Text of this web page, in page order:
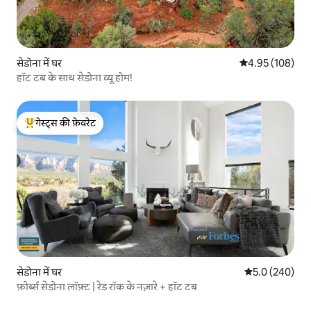
सेडोना में घर औसत रेटिंग 5 में से
4.95 (108)
हॉट टब के साथ सेडोना व्यू होम!
गेस्ट्स का टॉप फ़ेवरेट
गेस्ट्स की फ़ेवरेट
सेडोना में घर औसत रेटिंग 5 में
5.0 (240)
फ़ोर्ब्स सेडोना लॉफ़्ट | रेड रॉक के नज़ारे + हॉट टब